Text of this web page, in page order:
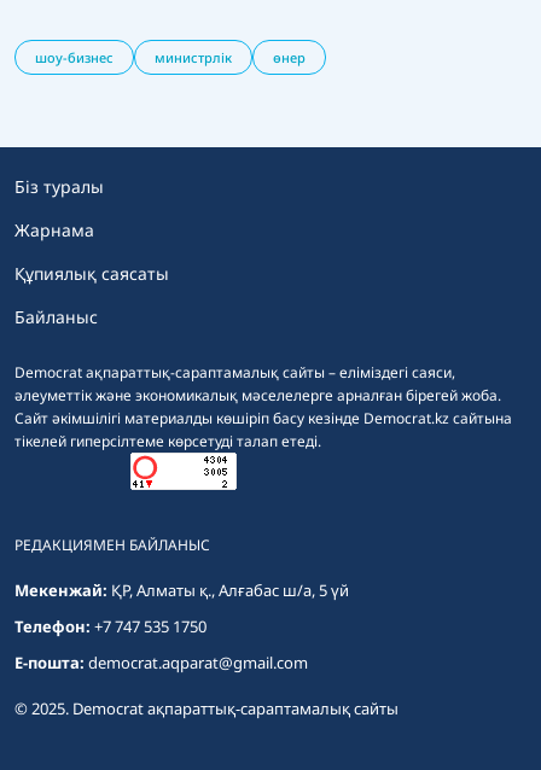
шоу-бизнес министрлік өнер
Democrat ақпараттық-сараптамалық сайты – еліміздегі саяси,
әлеуметтік және экономикалық мәселелерге арналған бірегей жоба.
Сайт әкімшілігі материалды көшіріп басу кезінде Democrat.kz сайтына
тікелей гиперсілтеме көрсетуді талап етеді.
Біз туралы
Жарнама
Құпиялық саясаты
Байланыс
РЕДАКЦИЯМЕН БАЙЛАНЫС
Мекенжай: ҚР, Алматы қ., Алғабас ш/а, 5 үй
Телефон: +7 747 535 1750
E-пошта: democrat.aqparat@gmail.com
© 2025. Democrat ақпараттық-сараптамалық сайты